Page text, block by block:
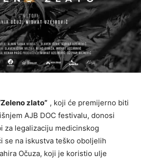
zlato” , koji će premijerno biti
AJB DOC festivalu, donosi
za legalizaciju medicinskog
se na iskustva teško oboljelih
Očuza, koji je koristio ulje